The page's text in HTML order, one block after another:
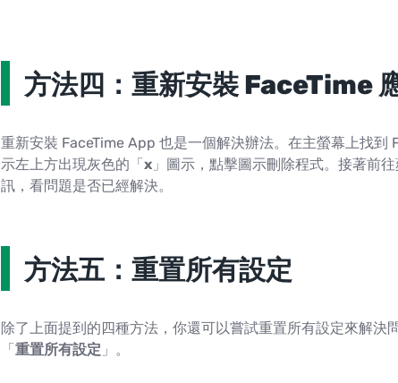
方法四：重新安裝 FaceTime
重新安裝 FaceTime App 也是一個解決辦法。在主螢幕上找到
示左上方出現灰色的「x」圖示，點擊圖示刪除程式。接著前
訊，看問題是否已經解決。
方法五：重置所有設定
除了上面提到的四種方法，你還可以嘗試重置所有設定來解決
「重置所有設定 」。